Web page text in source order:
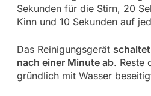
Sekunden für die Stirn, 20
Kinn und 10 Sekunden auf
Das Reinigungsgerät
nach einer Minute ab. Reste
gründlich mit Wasser